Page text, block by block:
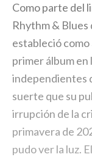
Como parte del
Rhythm & Blues
estableció
primer álbum en
independientes
suerte que su
irrupción de la
primavera de
pudo ver la luz.